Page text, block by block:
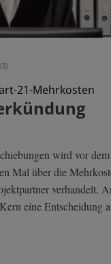
21-Mehrkosten
wird vor
Mal über die
verhandelt.
eine Entscheidung